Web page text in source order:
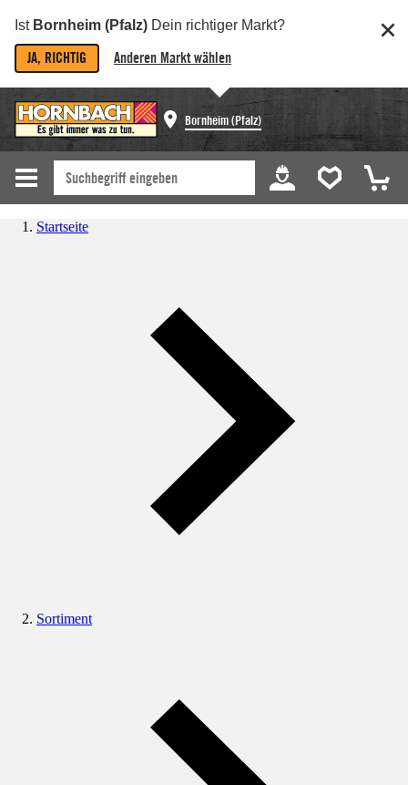
Ist Bornheim (Pfalz) Dein richtiger Markt?
JA, RICHTIG Anderen Markt wählen
Bornheim (Pfalz)
Startseite
Sortiment